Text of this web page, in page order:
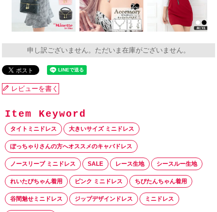
申し訳ございません。ただいま在庫がございません。
レビューを書く
タイトミニドレス 大きいサイズ ミニドレス
ぽっちゃりさんの方へオススメのキャバドレス
ノースリーブ ミニドレス SALE レース生地 シースルー生地
れいたぴちゃん着用 ピンク ミニドレス ちぴたんちゃん着用
谷間魅せミニドレス ジップデザインドレス ミニドレス